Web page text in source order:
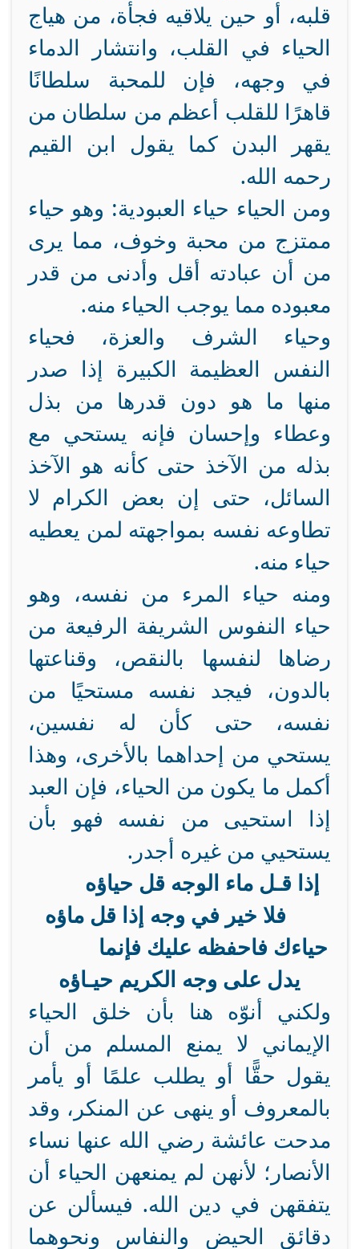
قلبه، أو حين يلاقيه فجأة، من هياج
الحياء في القلب، وانتشار الدماء
في وجهه، فإن للمحبة سلطانًا
قاهرًا للقلب أعظم من سلطان من
يقهر البدن كما يقول ابن القيم
رحمه الله.
ومن الحياء حياء العبودية: وهو حياء
ممتزج من محبة وخوف، مما يرى
من أن عبادته أقل وأدنى من قدر
معبوده مما يوجب الحياء منه.
وحياء الشرف والعزة، فحياء
النفس العظيمة الكبيرة إذا صدر
منها ما هو دون قدرها من بذل
وعطاء وإحسان فإنه يستحي مع
بذله من الآخذ حتى كأنه هو الآخذ
السائل، حتى إن بعض الكرام لا
تطاوعه نفسه بمواجهته لمن يعطيه
حياء منه.
ومنه حياء المرء من نفسه، وهو
حياء النفوس الشريفة الرفيعة من
رضاها لنفسها بالنقص، وقناعتها
بالدون، فيجد نفسه مستحيًا من
نفسه، حتى كأن له نفسين،
يستحي من إحداهما بالأخرى، وهذا
أكمل ما يكون من الحياء، فإن العبد
إذا استحيى من نفسه فهو بأن
يستحيي من غيره أجدر.
إذا قـل ماء الوجه قل حياؤه
فلا خير في وجه إذا قل ماؤه
حياءك فاحفظه عليك فإنما
يدل على وجه الكريم حيـاؤه
ولكني أنوّه هنا بأن خلق الحياء
الإيماني لا يمنع المسلم من أن
يقول حقًّا أو يطلب علمًا أو يأمر
بالمعروف أو ينهى عن المنكر، وقد
مدحت عائشة رضي الله عنها نساء
الأنصار؛ لأنهن لم يمنعهن الحياء أن
يتفقهن في دين الله. فيسألن عن
دقائق الحيض والنفاس ونحوهما